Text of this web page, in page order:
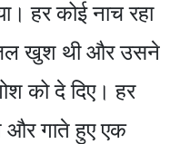
हर कोई नाच रहा
खुश थी और उसने
को दे दिए। हर
और गाते हुए एक